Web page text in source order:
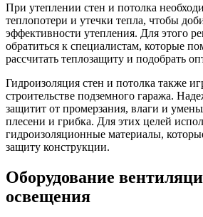
При утеплении стен и потолка
теплопотери и утечки тепла, чтобы
эффективности утепления. Для этого
обратиться к специалистам, которые
рассчитать теплозащиту и подобрать
Гидроизоляция стен и потолка также
строительстве подземного гаража.
защитит от промерзания, влаги и
плесени и грибка. Для этих целей
гидроизоляционные материалы,
защиту конструкции.
Оборудование
освещения